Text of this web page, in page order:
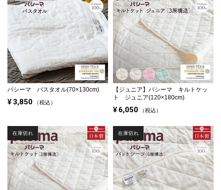
パシーマ バスタオル(70×130cm)
¥ 3,850 税込
【ジュニア】 パシーマ キルトケッ
ト ジュニア(120×180cm)
¥ 6,050 税込
在庫切れ 在庫切れ